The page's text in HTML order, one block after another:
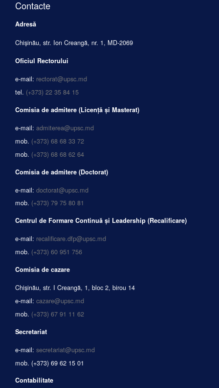
Contacte
Adresă
Chișinău, str. Ion Creangă, nr. 1, MD-2069
Oficiul Rectorului
e-mail: rectorat@upsc.md
tel. (+373) 22 35 84 15
Comisia de admitere (Licență și Masterat)
e-mail: admiterea@upsc.md
mob. (+373) 68 68 33 72
mob. (+373) 68 68 62 64
Comisia de admitere (Doctorat)
e-mail: doctorat@upsc.md
mob. (+373) 79 75 80 81
Centrul de Formare Continuă și Leadership (Recalificare)
e-mail: recalificare.dfp@upsc.md
mob. (+373) 60 951 756
Comisia de cazare
Chișinău, str. I Creangă, 1, bloc 2, birou 14
e-mail: cazare@upsc.md
mob. (+373) 67 91 11 62
Secretariat
e-mail: secretariat@upsc.md
mob. (+373) 69 62 15 01
Contabilitate